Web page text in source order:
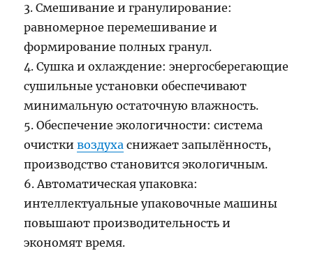
3. Смешивание и гранулирование:
равномерное перемешивание и
формирование полных гранул.
4. Сушка и охлаждение: энергосберегающие
сушильные установки обеспечивают
минимальную остаточную влажность.
5. Обеспечение экологичности: система
очисткивоздуха снижает запылённость,
производство становится экологичным.
6. Автоматическая упаковка:
интеллектуальные упаковочные машины
повышают производительность и
экономят время.